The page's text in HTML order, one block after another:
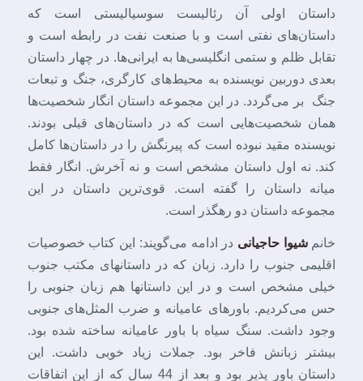
داستان اولی آن رئالیست سوسیالیستی است که
داستان‌های نفتی است و با صنعت نفت در رابطه است و
تقابل ظلم و ستمی انگلیسی‌ها به ایرانی‌ها. در چهار داستان
بعدی دوربین نویسنده به محیط‌های کارگری، جنگ و تبعات
جنگ بر می‌گردد. در این مجموعه داستان انگار شخصیت‌ها
همان شخصیت‌هایی است که در داستان‌های قبلی بودند.
نویسنده مقید نبوده است که پیرنگش را در داستان‌ها کامل
کند. نه اول داستان مشخص است و نه آخرش. انگار فقط
میانه داستان را گفته است. قوی‌ترین داستان در این
مجموعه داستان دو رهگذر است.
خانمشیوا حاجیانی در ادامه می‌گویند: این کتاب خصوصیات
اقلیمی جنوب را دارد. زبان که در داستانهای مکتب جنوب
خیلی مشخص است و در این داستانها هم زبان جنوبی را
حس می‌کردیم. باورهای عامیانه و ضرب المثل‌های جنوبی
وجود داشت. سنگ سیاه با باور عامیانه ساخته شده بود.
بیشتر زبانش فاخر بود. جملات زیاد خوبی داشت. این
داستان باور پذیر بود و بعد از 44 سال که از این اتفاقات